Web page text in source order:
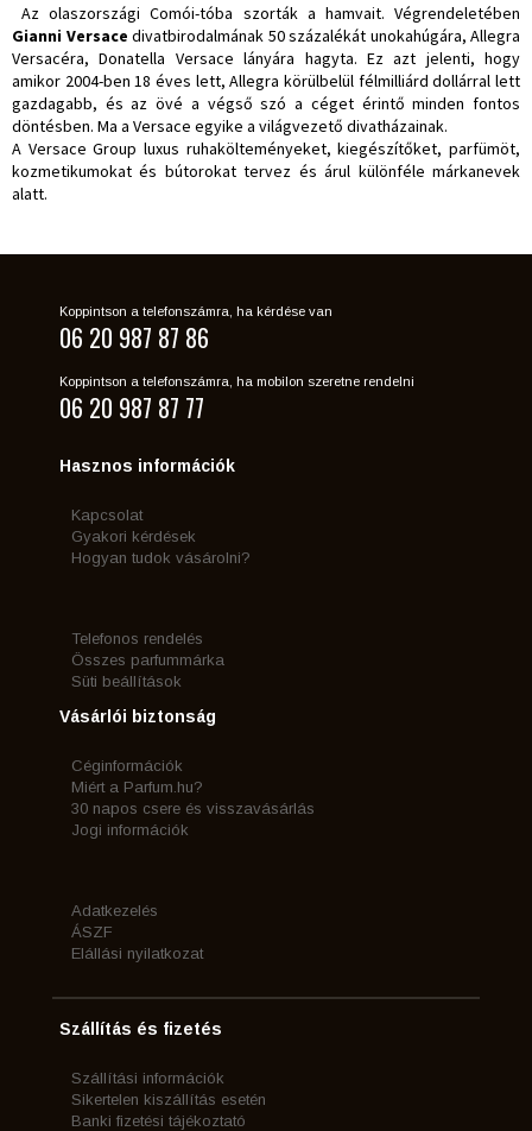
Az olaszországi Comói-tóba szorták a hamvait. Végrendeletében
Gianni Versace divatbirodalmának 50 százalékát unokahúgára, Allegra
Versacéra, Donatella Versace lányára hagyta. Ez azt jelenti, hogy
amikor 2004-ben 18 éves lett, Allegra körülbelül félmilliárd dollárral lett
gazdagabb, és az övé a végső szó a céget érintő minden fontos
döntésben. Ma a Versace egyike a világvezető divatházainak.
A Versace Group luxus ruhakölteményeket, kiegészítőket, parfümöt,
kozmetikumokat és bútorokat tervez és árul különféle márkanevek
alatt.
Koppintson a telefonszámra, ha kérdése van
06 20 987 87 86
Koppintson a telefonszámra, ha mobilon szeretne rendelni
06 20 987 87 77
Hasznos információk
Kapcsolat
Gyakori kérdések
Hogyan tudok vásárolni?
Telefonos rendelés
Összes parfummárka
Süti beállítások
Vásárlói biztonság
Céginformációk
Miért a Parfum.hu?
30 napos csere és visszavásárlás
Jogi információk
Adatkezelés
ÁSZF
Elállási nyilatkozat
Szállítás és fizetés
Szállítási információk
Sikertelen kiszállítás esetén
Banki fizetési tájékoztató